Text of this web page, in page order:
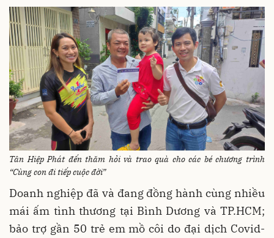
Tân Hiệp Phát đến thăm hỏi và trao quà cho các bé chương trình
“Cùng con đi tiếp cuộc đời”
Doanh nghiệp đã và đang đồng hành cùng nhiều
mái ấm tình thương tại Bình Dương và TP.HCM;
bảo trợ gần 50 trẻ em mồ côi do đại dịch Covid-